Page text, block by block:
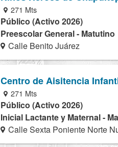
271 Mts
Público (Activo 2026)
Preescolar General - Matutino
Calle Benito Juárez
Centro de Aisitencia
271 Mts
Público (Activo 2026)
Inicial Lactante y Maternal -
Calle Sexta Poniente Norte